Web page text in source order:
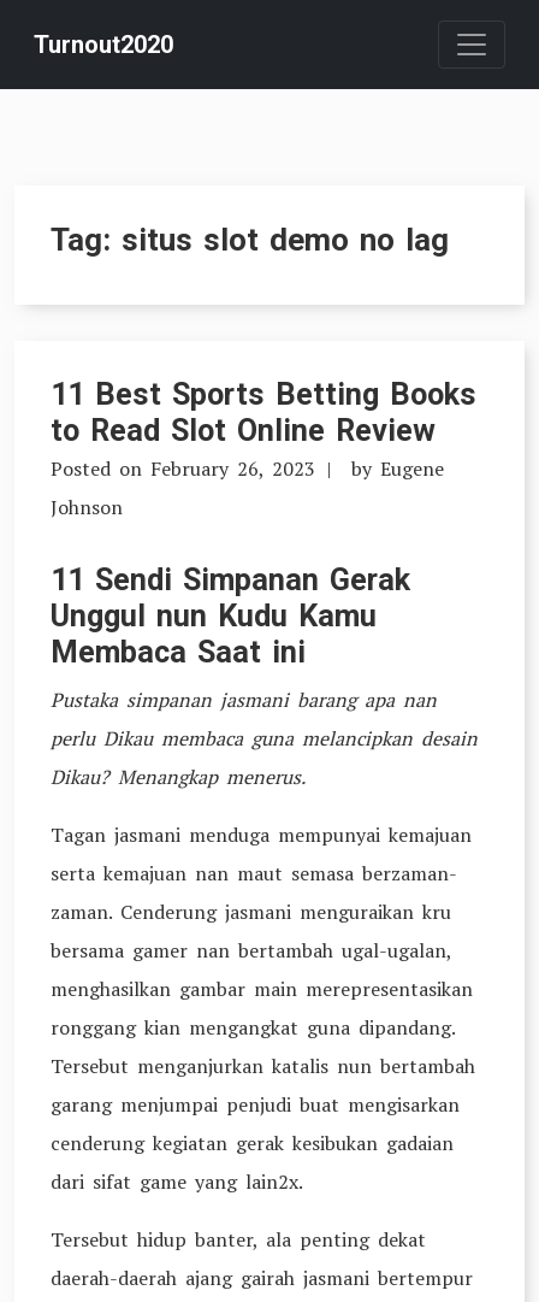
content
Turnout2020
Tag: situs slot demo no lag
11 Best Sports Betting Books
to Read Slot Online Review
Posted on February 26, 2023 by Eugene
Johnson
11 Sendi Simpanan Gerak
Unggul nun Kudu Kamu
Membaca Saat ini
Pustaka simpanan jasmani barang apa nan
perlu Dikau membaca guna melancipkan desain
Dikau? Menangkap menerus.
Tagan jasmani menduga mempunyai kemajuan
serta kemajuan nan maut semasa berzaman-
zaman. Cenderung jasmani menguraikan kru
bersama gamer nan bertambah ugal-ugalan,
menghasilkan gambar main merepresentasikan
ronggang kian mengangkat guna dipandang.
Tersebut menganjurkan katalis nun bertambah
garang menjumpai penjudi buat mengisarkan
cenderung kegiatan gerak kesibukan gadaian
dari sifat game yang lain2x.
Tersebut hidup banter, ala penting dekat
daerah-daerah ajang gairah jasmani bertempur